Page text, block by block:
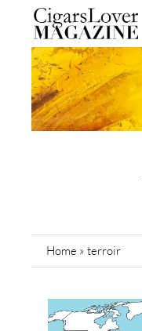
Home » terroir